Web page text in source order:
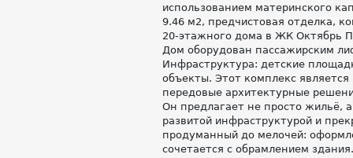
использованием материнского
9.46 м2, предчистовая отделка,
20-этажного дома в ЖК Октябрь
Дом оборудован пассажирским
Инфраструктура: детские
объекты. Этот комплекс
передовые архитектурные
Он предлагает не просто жильё,
развитой инфраструктурой и
продуманный до мелочей:
сочетается с обрамлением